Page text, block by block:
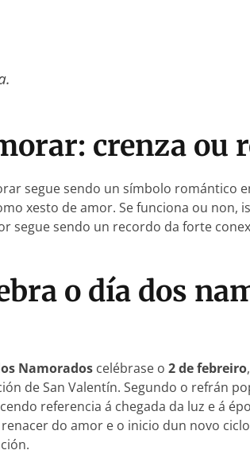
crenza ou
segue sendo un símbolo romántico
xesto de amor. Se funciona ou non,
segue sendo un recordo da forte
o día dos
Namorados celébrase o 2 de febreiro
de San Valentín. Segundo o refrán
referencia á chegada da luz e á
do amor e o inicio dun novo